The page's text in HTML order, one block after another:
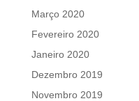
Março 2020
Fevereiro 2020
Janeiro 2020
Dezembro 2019
Novembro 2019